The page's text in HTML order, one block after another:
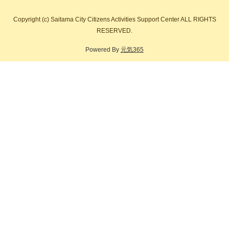
Copyright(c) Saitama City Citizens Activities Support Center ALL RIGHTS
RESERVED.
Powered By 元気365